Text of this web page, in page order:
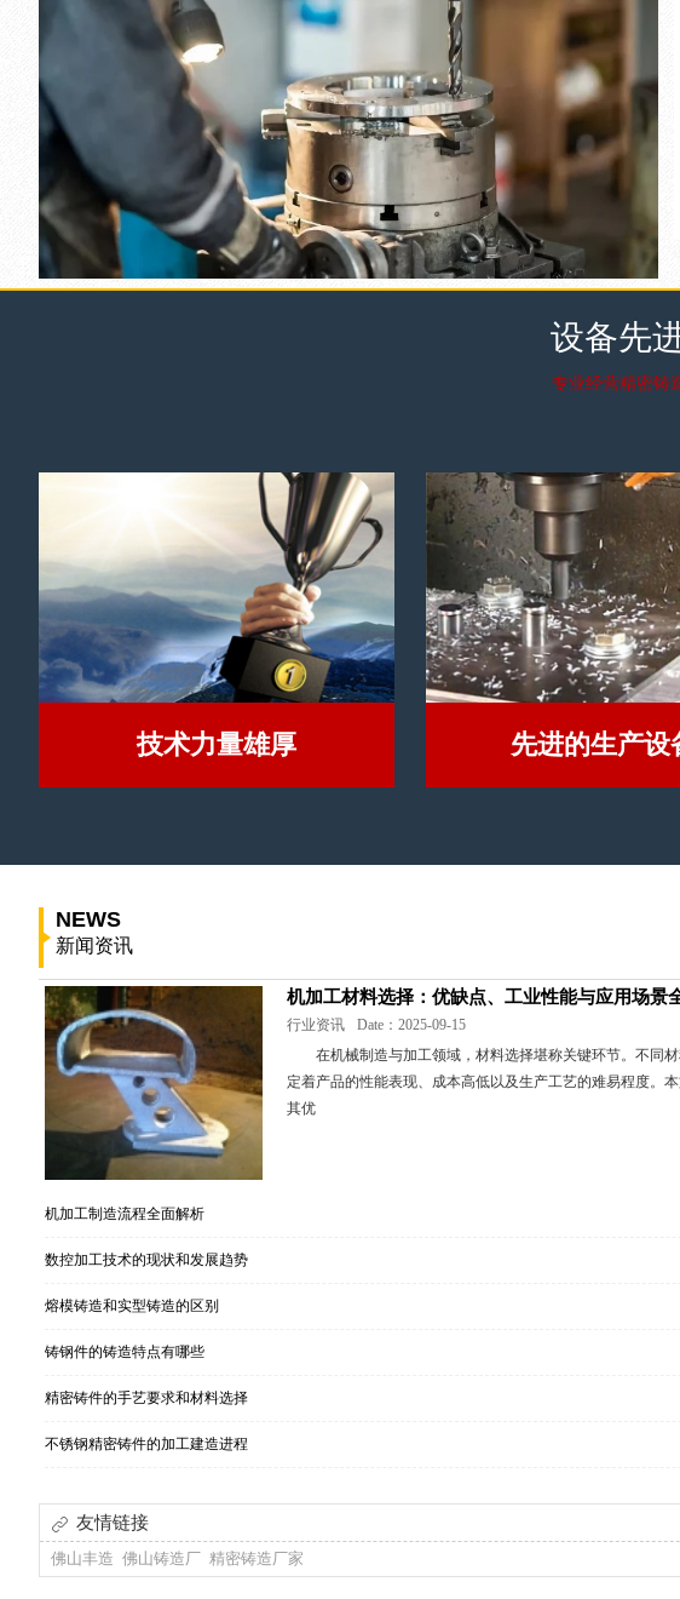
设备先
专业经营精密铸
技术力量雄厚 先进的生产设
NEWS
新闻资讯
机加工材料选择：优缺点、工业性能与应用场景
行业资讯
Date：2025-09-15
在机械制造与加工领域，材料选择堪称关键环节。不同
定着产品的性能表现、成本高低以及生产工艺的难易程度。
其优
机加工制造流程全面解析
数控加工技术的现状和发展趋势
熔模铸造和实型铸造的区别
铸钢件的铸造特点有哪些
精密铸件的手艺要求和材料选择
不锈钢精密铸件的加工建造进程
友情链接
佛山丰造 佛山铸造厂 精密铸造厂家